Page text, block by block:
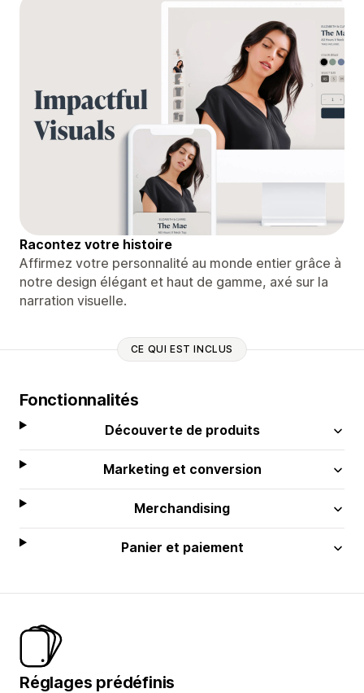
Racontez votre histoire
Affirmez votre personnalité au monde entier grâce à
notre design élégant et haut de gamme, axé sur la
narration visuelle.
CE QUI EST INCLUS
Fonctionnalités
Découverte de produits
Marketing et conversion
Merchandising
Panier et paiement
Réglages prédéfinis